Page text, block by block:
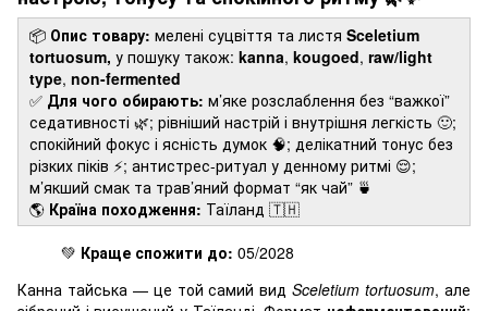
📦 Опис товару: мелені суцвіття та листя Sceletium
tortuosum, у пошуку також: kanna, kougoed, raw/light
type, non-fermented
✅ Для чого обирають: м’яке розслаблення без “важкої”
седативності 🌿; рівніший настрій і внутрішня легкість 🙂;
спокійний фокус і ясність думок 🧠; делікатний тонус без
різких піків ⚡️; антистрес-ритуал у денному ритмі 😌;
м’якший смак та трав’яний формат “як чай” 🍵
🌎 Країна походження: Таїланд 🇹🇭
💚 Краще спожити до: 05/2028
Канна тайська — це той самий видSceletium tortuosum, але